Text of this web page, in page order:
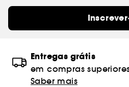
Entregas grátis
em compras
Saber mais